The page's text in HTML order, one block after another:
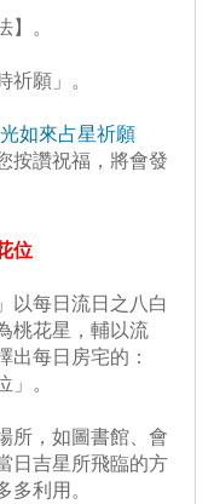
。
願」。
如來占星祈願
按讚祝福，將會發
位
以每日流日之八白
桃花星，輔以流
每日房宅的：
。
所，如圖書館、會
日吉星所飛臨的方
利用。